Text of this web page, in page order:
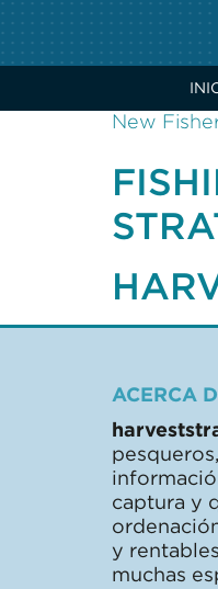
New
ACERCA
captura y
y
muchas